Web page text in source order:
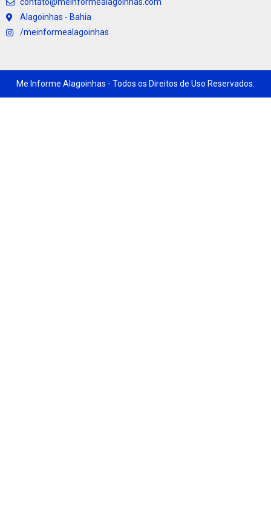
Alagoinhas - Bahia
/meinformealagoinhas
Me Informe Alagoinhas - Todos os Direitos de Uso Reservados.